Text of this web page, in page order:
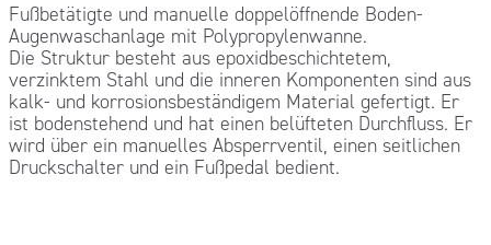
Fußbetätigte und manuelle doppelöffnende Boden-
Augenwaschanlage mit Polypropylenwanne.
Die Struktur besteht aus epoxidbeschichtetem,
verzinktem Stahl und die inneren Komponenten sind aus
kalk- und korrosionsbeständigem Material gefertigt. Er
ist bodenstehend und hat einen belüfteten Durchfluss. Er
wird über ein manuelles Absperrventil, einen seitlichen
Druckschalter und ein Fußpedal bedient.